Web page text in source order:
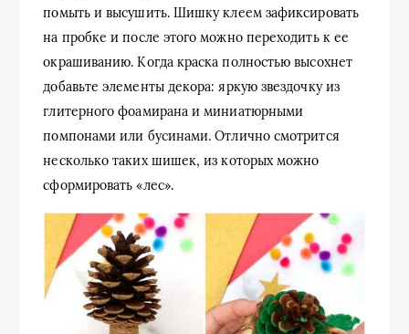
помыть и высушить. Шишку клеем зафиксировать
на пробке и после этого можно переходить к ее
окрашиванию. Когда краска полностью высохнет
добавьте элементы декора: яркую звездочку из
глитерного фоамирана и миниатюрными
помпонами или бусинами. Отлично смотрится
несколько таких шишек, из которых можно
сформировать «лес».